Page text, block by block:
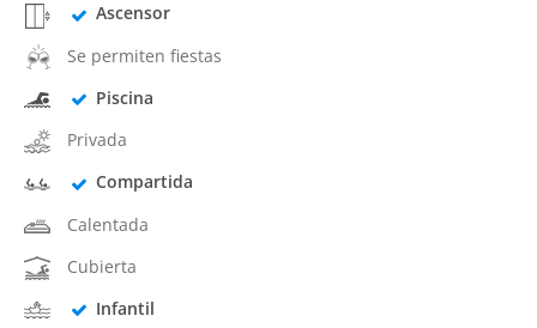
Ascensor
Se permiten fiestas
Piscina
Privada
Compartida
Calentada
Cubierta
Infantil